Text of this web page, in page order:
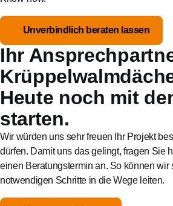
Unverbindlich beraten lassen
Ihr
Heute noch mit
starten.
Wir würden uns sehr freuen Ihr Projekt
dürfen. Damit uns das gelingt, fragen Sie
einen Beratungstermin an. So können wir
notwendigen Schritte in die Wege leiten.